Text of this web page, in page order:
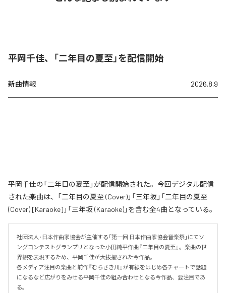
平岡千佳、「二年目の夏至」を配信開始
新曲情報 2026.8.9
平岡千佳の「二年目の夏至」が配信開始された。今回デジタル配信
された楽曲は、「二年目の夏至 (Cover)」「三年坂」「二年目の夏至
(Cover) [Karaoke]」「三年坂 (Karaoke)」を含む全4曲となっている。
社団法人･日本作曲家協会が主催する「第一回 日本作曲家協会音楽祭」にてソ
ングコンテストグランプリとなった小田純平作曲『二年目の夏至』。楽曲の世
界観を表現するため、平岡千佳が大抜擢された今作品。
各メディア注目の楽曲と前作『むらさき川』が有線をはじめ各チャートで話題
になるなど広がりをみせる平岡千佳の組み合わせとなる今作品、要注目であ
る。